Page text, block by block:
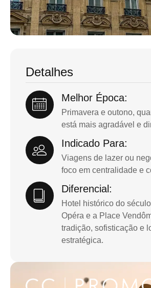
Detalhes
Melhor Época:
Primavera e outono,
está mais agradável e
Indicado Para:
Viagens de lazer ou
foco em centralidade e
Diferencial:
Hotel histórico do
Opéra e a Place
tradição, sofisticação e
estratégica.